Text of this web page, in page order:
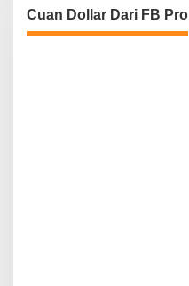
Cuan Dollar Dari FB Pro